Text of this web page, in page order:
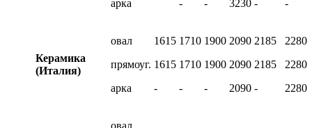
арка - - 3230 - -
Керамика
(Италия)
овал
прямоуг.
арка
1615
1615
-
1710
1710
-
1900
1900
-
2090
2090
2090
2185
2185
-
2280
2280
2280
овал